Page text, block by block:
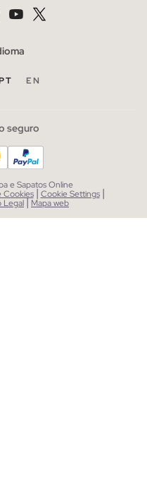
EN
seguro
e Sapatos Online
Cookies | Cookie Settings |
Legal| Mapa web